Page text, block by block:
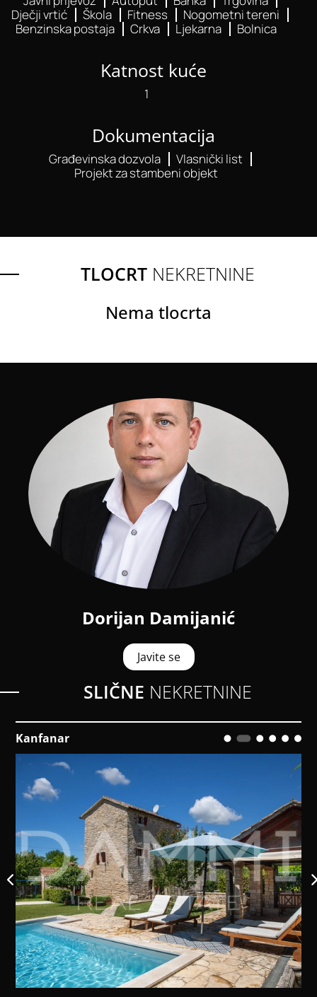
Dječji vrtić
Škola Fitness
Nogometni tereni
Benzinska postaja
Crkva Ljekarna Bolnica
Katnost kuće
1
Dokumentacija
Građevinska dozvola
Vlasnički list
Projekt za stambeni objekt
TLOCRT NEKRETNINE
Nema tlocrta
Dorijan Damijanić
Javite se
SLIČNE NEKRETNINE
Kanfanar